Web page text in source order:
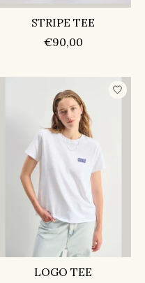
STRIPE TEE
€90,00
LOGO TEE